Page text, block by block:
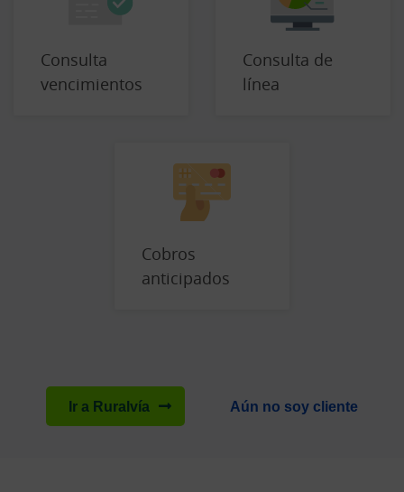
Consulta
vencimientos
Consulta de
línea
Cobros
anticipados
Ir a Ruralvía Aún no soy cliente